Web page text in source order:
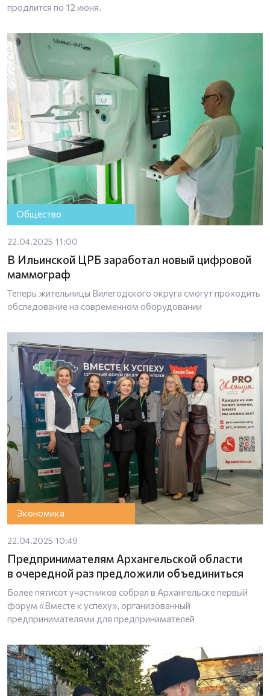
продлится по 12 июня.
Общество
22.04.2025 11:00
В Ильинской ЦРБ заработал новый цифровой
маммограф
Теперь жительницы Вилегодского округа смогут проходить
обследование на современном оборудовании
Экономика
22.04.2025 10:49
Предпринимателям Архангельской области
в очередной раз предложили объединиться
Более пятисот участников собрал в Архангельске первый
форум «Вместе к успеху», организованный
предпринимателями для предпринимателей